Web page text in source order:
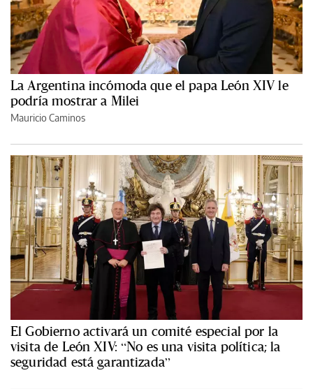
La Argentina incómoda que el papa León XIV le
podría mostrar a Milei
Mauricio Caminos
El Gobierno activará un comité especial por la
visita de León XIV: “No es una visita política; la
seguridad está garantizada”